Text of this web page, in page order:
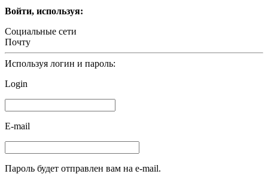
Войти, используя:
Социальные сети
Почту
Используя логин и пароль:
Login
E-mail
Пароль будет отправлен вам на e-mail.